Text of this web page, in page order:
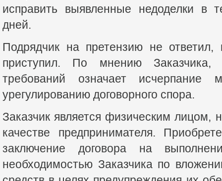
исправить выявленные недоделки в
дней.
Подрядчик на претензию не
приступил. По мнению Заказчика,
требований означает исчерпание
урегулированию договорного спора.
Заказчик является физическим лицом,
качестве предпринимателя.
заключение договора на
необходимостью Заказчика по